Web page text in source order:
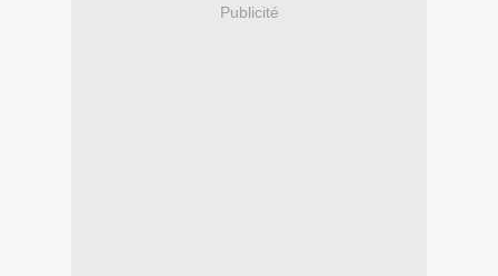
Publicité